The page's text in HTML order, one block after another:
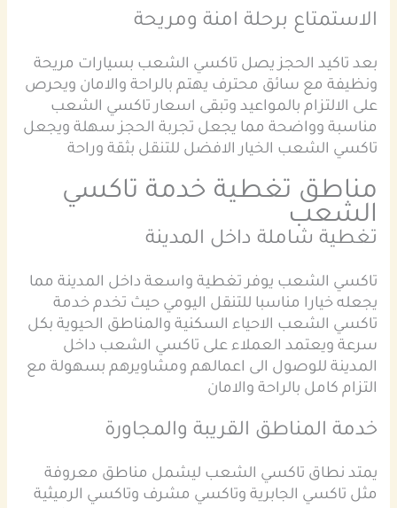
الاستمتاع برحلة امنة ومريحة
بعد تاكيد الحجز يصل تاكسي الشعب بسيارات مريحة
ونظيفة مع سائق محترف يهتم بالراحة والامان ويحرص
على الالتزام بالمواعيد وتبقى اسعار تاكسي الشعب
مناسبة وواضحة مما يجعل تجربة الحجز سهلة ويجعل
تاكسي الشعب الخيار الافضل للتنقل بثقة وراحة
مناطق تغطية خدمة تاكسي
الشعب
تغطية شاملة داخل المدينة
تاكسي الشعب يوفر تغطية واسعة داخل المدينة مما
يجعله خيارا مناسبا للتنقل اليومي حيث تخدم خدمة
تاكسي الشعب الاحياء السكنية والمناطق الحيوية بكل
سرعة ويعتمد العملاء على تاكسي الشعب داخل
المدينة للوصول الى اعمالهم ومشاويرهم بسهولة مع
التزام كامل بالراحة والامان
خدمة المناطق القريبة والمجاورة
يمتد نطاق تاكسي الشعب ليشمل مناطق معروفة
مثل تاكسي الجابرية وتاكسي مشرف وتاكسي الرميثية